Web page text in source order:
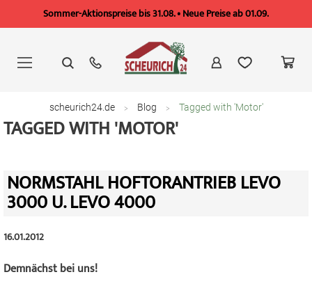
Sommer-Aktionspreise bis 31.08. • Neue Preise ab 01.09.
springen
scheurich24.de Blog Tagged with 'Motor'
TAGGED WITH 'MOTOR'
NORMSTAHL HOFTORANTRIEB LEVO
3000 U. LEVO 4000
16.01.2012
Demnächst bei uns!